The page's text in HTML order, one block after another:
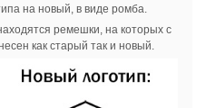
на новый, в виде ромба.
ремешки, на которых с
как старый так и новый.